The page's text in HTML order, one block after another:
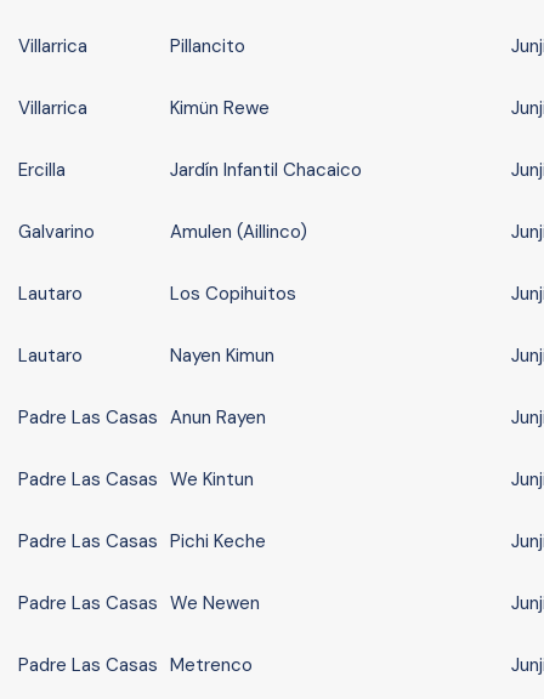
Villarrica Pillancito
Villarrica Kimün Rewe
Ercilla Jardín Infantil Chacaico
Galvarino Amulen (Aillinco)
Lautaro Los Copihuitos
Lautaro Nayen Kimun
Padre Las Casas Anun Rayen
Padre Las Casas We Kintun
Padre Las Casas Pichi Keche
Padre Las Casas We Newen
Padre Las Casas Metrenco